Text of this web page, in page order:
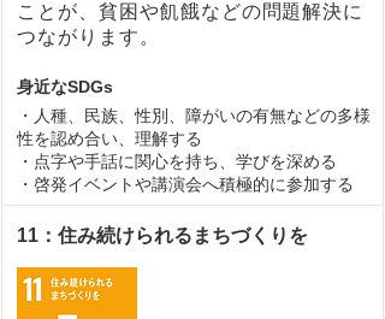
ことが、貧困や飢餓などの問題解決に
つながります。
身近なSDGs
・人種、民族、性別、障がいの有無などの多様
性を認め合い、理解する
・点字や手話に関心を持ち、学びを深める
・啓発イベントや講演会へ積極的に参加する
11：住み続けられるまちづくりを